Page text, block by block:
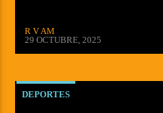
R V AM
29 OCTUBRE, 2025
DEPORTES